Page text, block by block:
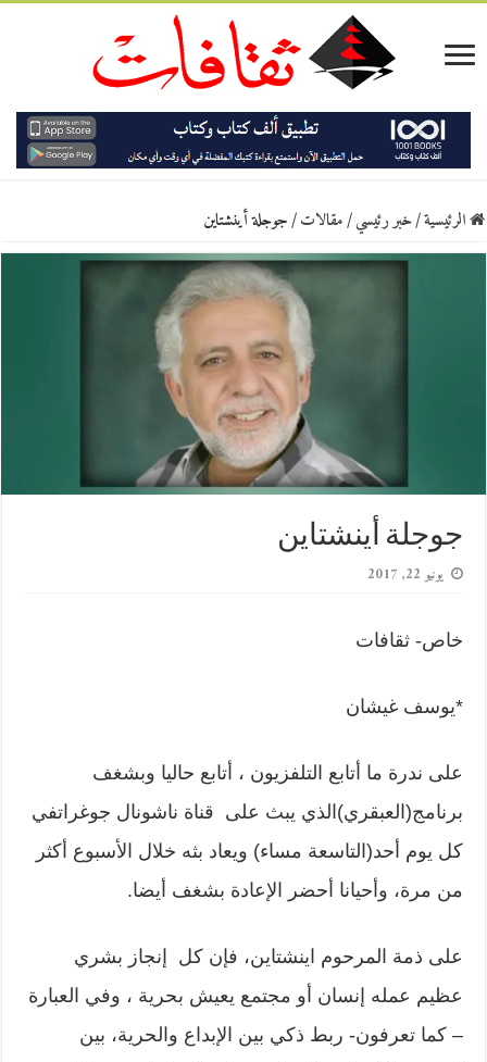
الرئيسية/خبر رئيسي/مقالات/جوجلة أينشتاين
جوجلة أينشتاين
يونيو 22, 2017
خاص- ثقافات
*يوسف غيشان
على ندرة ما أتابع التلفزيون ، أتابع حاليا وبشغف
برنامج(العبقري)الذي يبث على قناة ناشونال جوغراتفي
كل يوم أحد(التاسعة مساء) ويعاد بثه خلال الأسبوع أكثر
من مرة، وأحيانا أحضر الإعادة بشغف أيضا.
على ذمة المرحوم اينشتاين، فإن كل إنجاز بشري
عظيم عمله إنسان أو مجتمع يعيش بحرية ، وفي العبارة
– كما تعرفون- ربط ذكي بين الإبداع والحرية، بين